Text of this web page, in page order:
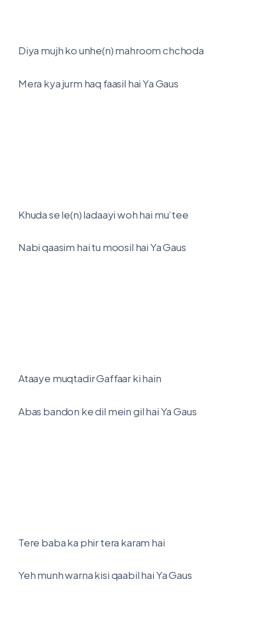
Diya mujh ko unhe(n) mahroom chchoda
Mera kya jurm haq faasil hai Ya Gaus
Khuda se le(n) ladaayi woh hai mu’tee
Nabi qaasim hai tu moosil hai Ya Gaus
Ataaye muqtadir Gaffaar ki hain
Abas bandon ke dil mein gil hai Ya Gaus
Tere baba ka phir tera karam hai
Yeh munh warna kisi qaabil hai Ya Gaus